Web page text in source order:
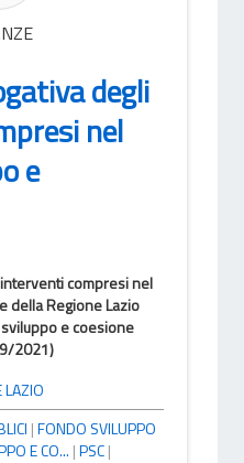
degli
nel
e
compresi nel
della Regione Lazio
e coesione
2021)
LAZIO
|FONDO SVILUPPO
E CO... |PSC|